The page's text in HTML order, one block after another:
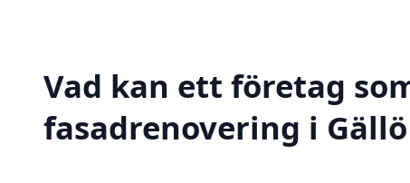
Vad kan ett företag
fasadrenovering i